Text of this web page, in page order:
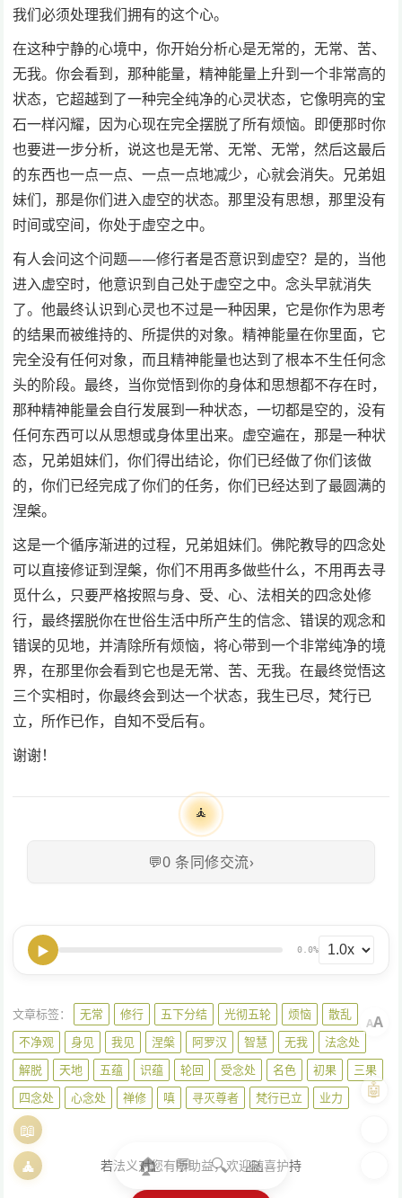
我们必须处理我们拥有的这个心。
在这种宁静的心境中，你开始分析心是无常的，无常、苦、
无我。你会看到，那种能量，精神能量上升到一个非常高的
状态，它超越到了一种完全纯净的心灵状态，它像明亮的宝
石一样闪耀，因为心现在完全摆脱了所有烦恼。即便那时你
也要进一步分析，说这也是无常、无常、无常，然后这最后
的东西也一点一点、一点一点地减少，心就会消失。兄弟姐
妹们，那是你们进入虚空的状态。那里没有思想，那里没有
时间或空间，你处于虚空之中。
有人会问这个问题——修行者是否意识到虚空？是的，当他
进入虚空时，他意识到自己处于虚空之中。念头早就消失
了。他最终认识到心灵也不过是一种因果，它是你作为思考
的结果而被维持的、所提供的对象。精神能量在你里面，它
完全没有任何对象，而且精神能量也达到了根本不生任何念
头的阶段。最终，当你觉悟到你的身体和思想都不存在时，
那种精神能量会自行发展到一种状态，一切都是空的，没有
任何东西可以从思想或身体里出来。虚空遍在，那是一种状
态，兄弟姐妹们，你们得出结论，你们已经做了你们该做
的，你们已经完成了你们的任务，你们已经达到了最圆满的
涅槃。
这是一个循序渐进的过程，兄弟姐妹们。佛陀教导的四念处
可以直接修证到涅槃，你们不用再多做些什么，不用再去寻
觅什么，只要严格按照与身、受、心、法相关的四念处修
行，最终摆脱你在世俗生活中所产生的信念、错误的观念和
错误的见地，并清除所有烦恼，将心带到一个非常纯净的境
界，在那里你会看到它也是无常、苦、无我。在最终觉悟这
三个实相时，你最终会到达一个状态，我生已尽，梵行已
立，所作已作，自知不受后有。
谢谢！
🧘
💬0 条同修交流›
▶ 0.0%
文章标签： 无常 修行 五下分结 光彻五轮 烦恼
散乱
不净观
身见 我见 涅槃 阿罗汉 智慧 无我
法念处
解脱
天地 五蕴 识蕴 轮回 受念处 名色 初果
三果
四念处
心念处 禅修 嗔 寻灭尊者 梵行已立 业力
若法义对您有所助益，欢迎随喜护持
🏠 💬 🔍 🙏
AA
📖
🧘
🤖